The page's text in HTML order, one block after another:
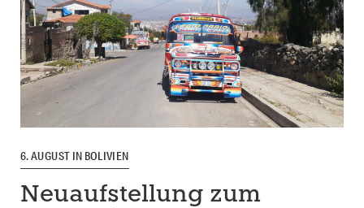
6. AUGUST IN BOLIVIEN
Neuaufstellung zum